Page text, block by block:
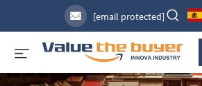
[email protected]